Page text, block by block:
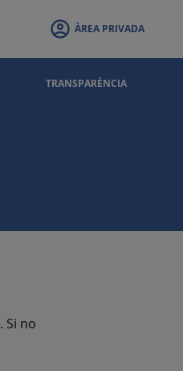
ÀREA PRIVADA
TRANSPARÈNCIA
. Si no